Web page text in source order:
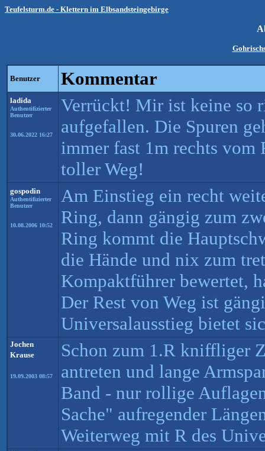
Teufelsturm.de - Klettern im Elbsandsteingebirge
Benutzer Kommentar
ladida
Authentifizierter
Benutzer
30.06.2022 16:27
Verrückt! Mir ist keine so
aufgefallen. Die Spuren
immer fast 1m rechts vom
toller Weg!
gospodin
Authentifizierter
Benutzer
10.08.2006 10:52
Am Einstieg ein recht
Ring, dann gängig zum
Ring kommt die
die Hände und nix zum
Kompaktführer bewertet,
Der Rest von Weg ist
Universalausstieg bietet
Jochen
Krause
19.09.2003 08:57
Schon zum 1.R kniffliger
antreten und lange
Band - nur rollige
Sache" aufregender
Weiterweg mit R des